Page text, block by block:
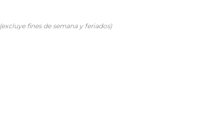
fines de semana y feriados)